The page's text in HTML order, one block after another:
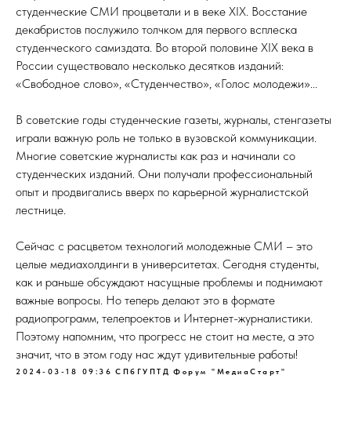
студенческие СМИ процветали и в веке XIX. Восстание
декабристов послужило толчком для первого всплеска
студенческого самиздата. Во второй половине XIX века в
России существовало несколько десятков изданий:
«Свободное слово», «Студенчество», «Голос молодежи»...
В советские годы студенческие газеты, журналы, стенгазеты
играли важную роль не только в вузовской коммуникации.
Многие советские журналисты как раз и начинали со
студенческих изданий. Они получали профессиональный
опыт и продвигались вверх по карьерной журналистской
лестнице.
Сейчас с расцветом технологий молодежные СМИ – это
целые медиахолдинги в университетах. Сегодня студенты,
как и раньше обсуждают насущные проблемы и поднимают
важные вопросы. Но теперь делают это в формате
радиопрограмм, телепроектов и Интернет-журналистики.
Поэтому напомним, что прогресс не стоит на месте, а это
значит, что в этом году нас ждут удивительные работы!
2024-03-18 09:36 СПбГУПТД Форум "МедиаСтарт"